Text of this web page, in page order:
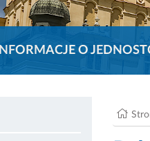
INFORMACJE O